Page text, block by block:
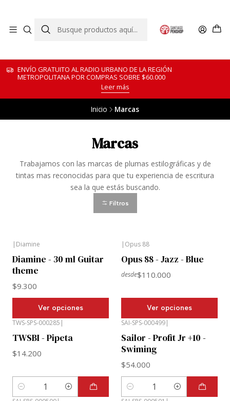
ENVÍO GRATUITO AL RADIO URBANO DE LA REGIÓN
METROPOLITANA POR COMPRAS SOBRE $60.000
Leer más
Inicio Marcas
Marcas
Trabajamos con las marcas de plumas estilográficas y de
tintas mas reconocidas para que tu experiencia de escritura
sea la que estás buscando.
Filtros
| Diamine
Diamine - 30 ml Guitar
theme
$9.300
Ver opciones
| Opus 88
Opus 88 - Jazz - Blue
desde$110.000
Ver opciones
TWS-SPS-000285 |
TWSBI - Pipeta
$14.200
Cantidad
SAI-SPS-000499|
Sailor - Profit Jr +10 -
Swiming
$54.000
Cantidad